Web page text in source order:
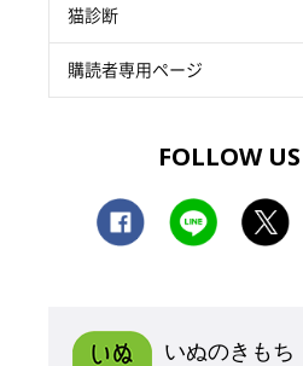
猫診断
購読者専用ページ
FOLLOW US
いぬのきもち